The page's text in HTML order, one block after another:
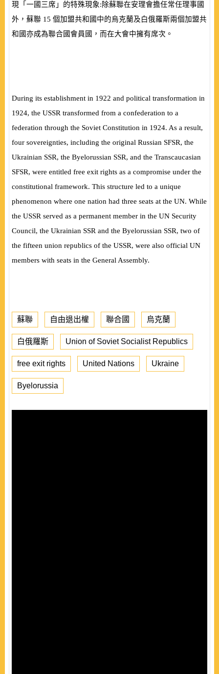
現「一國三席」的特殊現象:除蘇聯在安理會擔任常任理事國
外，蘇聯 15 個加盟共和國中的烏克蘭及白俄羅斯兩個加盟共
和國亦成為聯合國會員國，而在大會中擁有席次。
During its establishment in 1922 and political transformation in
1924, the USSR transformed from a confederation to a
federation through the Soviet Constitution in 1924. As a result,
four sovereignties, including the original Russian SFSR, the
Ukrainian SSR, the Byelorussian SSR, and the Transcaucasian
SFSR, were entitled free exit rights as a compromise under the
constitutional framework. This structure led to a unique
phenomenon where one nation had three seats at the UN. While
the USSR served as a permanent member in the UN Security
Council, the Ukrainian SSR and the Byelorussian SSR, two of
the fifteen union republics of the USSR, were also official UN
members with seats in the General Assembly.
蘇聯 自由退出權 聯合國 烏克蘭
白俄羅斯 Union of Soviet Socialist Republics
free exit rights United Nations Ukraine
Byelorussia